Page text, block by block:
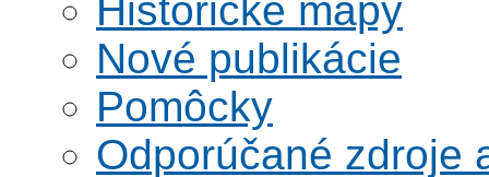
Historické mapy
Nové publikácie
Pomôcky
Odporúčané zdroje